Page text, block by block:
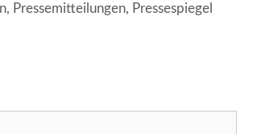
, Pressemitteilungen, Pressespiegel